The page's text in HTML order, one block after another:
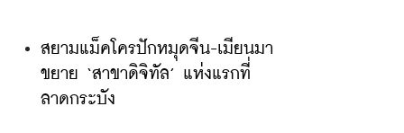
สยามแม็คโครปักหมุดจีน-เมียนมา
ขยาย ‘สาขาดิจิทัล’ แห่งแรกที่
ลาดกระบัง